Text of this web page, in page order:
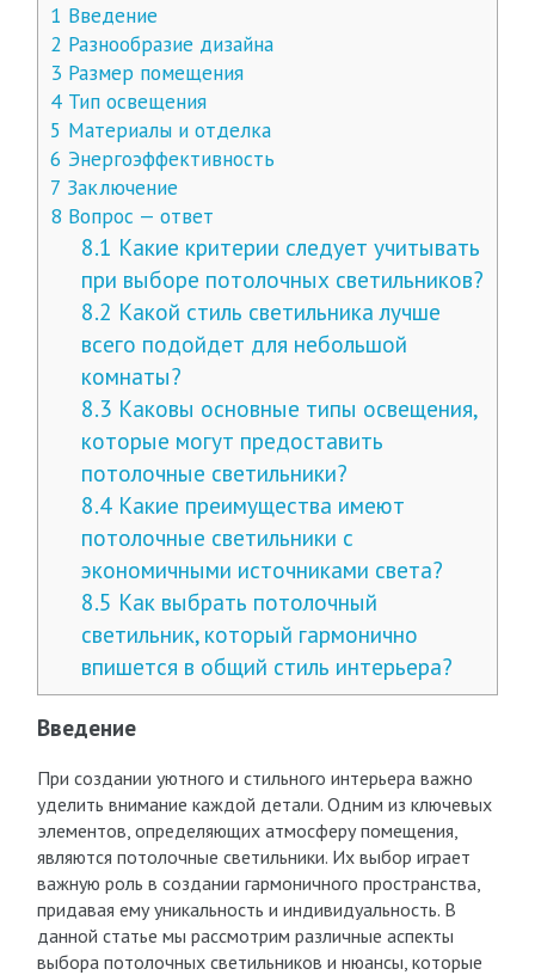
1 Введение
2 Разнообразие дизайна
3 Размер помещения
4Тип освещения
5 Материалы и отделка
6 Энергоэффективность
7 Заключение
8 Вопрос — ответ
8.1 Какие критерии следует учитывать
при выборе потолочных светильников?
8.2 Какой стиль светильника лучше
всего подойдет для небольшой
комнаты?
8.3 Каковы основные типы освещения,
которые могут предоставить
потолочные светильники?
8.4 Какие преимущества имеют
потолочные светильники с
экономичными источниками света?
8.5 Как выбрать потолочный
светильник, который гармонично
впишется в общий стиль интерьера?
Введение
При создании уютного и стильного интерьера важно
уделить внимание каждой детали. Одним из ключевых
элементов, определяющих атмосферу помещения,
являются потолочные светильники. Их выбор играет
важную роль в создании гармоничного пространства,
придавая ему уникальность и индивидуальность. В
данной статье мы рассмотрим различные аспекты
выбора потолочных светильников и нюансы, которые